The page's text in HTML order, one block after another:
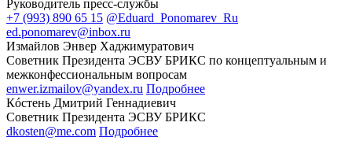
Руководитель пресс-службы
+7 (993) 890 65 15 @Eduard_Ponomarev_Ru
ed.ponomarev@inbox.ru
Измайлов Энвер Хаджимуратович
Советник Президента ЭСВУ БРИКС по концептуальным и
межконфессиональным вопросам
enwer.izmailov@yandex.ru Подробнее
Кóстень Дмитрий Геннадиевич
Советник Президента ЭСВУ БРИКС
dkosten@me.com Подробнее